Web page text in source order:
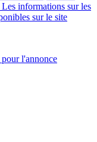
informations sur les
sur le site